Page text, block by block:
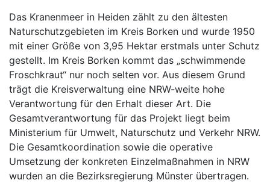
Das Kranenmeer in Heiden zählt zu den ältesten
Naturschutzgebieten im Kreis Borken und wurde 1950
mit einer Größe von 3,95 Hektar erstmals unter Schutz
gestellt. Im Kreis Borken kommt das „schwimmende
Froschkraut“ nur noch selten vor. Aus diesem Grund
trägt die Kreisverwaltung eine NRW-weite hohe
Verantwortung für den Erhalt dieser Art. Die
Gesamtverantwortung für das Projekt liegt beim
Ministerium für Umwelt, Naturschutz und Verkehr NRW.
Die Gesamtkoordination sowie die operative
Umsetzung der konkreten Einzelmaßnahmen in NRW
wurden an die Bezirksregierung Münster übertragen.